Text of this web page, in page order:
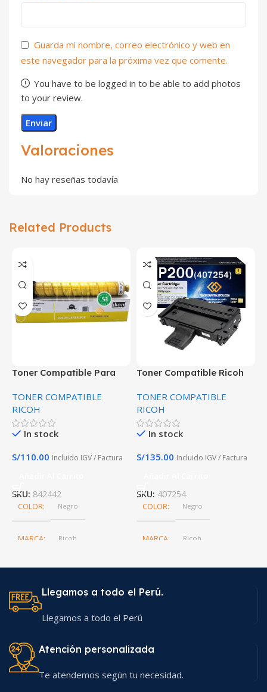
Valoraciones
No hay reseñas todavía
Guarda mi nombre, correo electrónico y web en
este navegador para la próxima vez que comente.
You have to be logged in to be able to add photos
to your review.
Related Products
Toner Compatible Para
premium
TONER COMPATIBLE
RICOH
In stock
S/110.00 Incluido IGV / Factura
SKU: 842442
COLOR Negro
MARCA Ricoh
Toner Compatible Ricoh
202,203,204,211,212
TONER COMPATIBLE
RICOH
In stock
S/135.00 Incluido IGV / Factura
SKU: 407254
COLOR Negro
MARCA Ricoh
Llegamos a todo el Perú.
Llegamos a todo el Perú
Atención personalizada
Te atendemos según tu necesidad.